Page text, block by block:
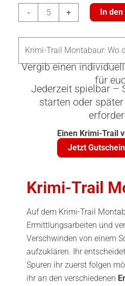
-
Trail
Montabaur:
Wo
drückt
Schuh?
Menge
+ In
Vergib einen
für
Jederzeit spielbar –
starten oder
Einen Krimi-Trail
Jetzt
Krimi-Trail
Auf dem Krimi-Trail
Ermittlungsarbeiten und
Verschwinden von einem
aufzuklären. Ihr
Spuren ihr zuerst folgen
ihr an den verschiedenen